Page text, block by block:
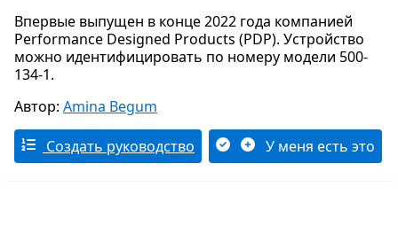
Впервые выпущен в конце 2022 года компанией
Performance Designed Products (PDP). Устройство
можно идентифицировать по номеру модели 500-
134-1.
Автор: Amina Begum
Создать руководство У меня есть это